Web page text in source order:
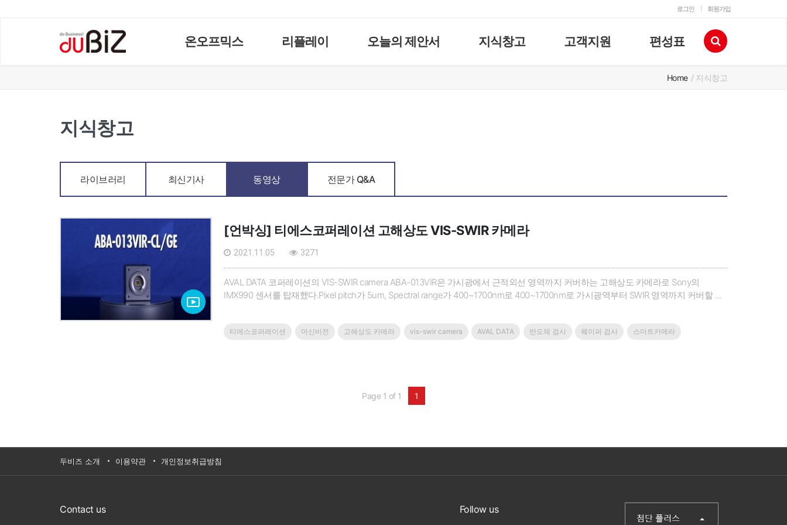
로그인 회원가입
온오프믹스 리플레이 오늘의 제안서 지식창고 고객지원 편성표
Home / 지식창고
지식창고
라이브러리 최신기사 동영상 전문가 Q&A
[언박싱] 티에스코퍼레이션 고해상도 VIS-SWIR 카메라
2021.11.05 3271
AVAL DATA 코퍼레이션의 VIS-SWIR camera ABA-013VIR은 가시광에서 근적외선 영역까지 커버하는 고해상도 카메라로 Sony의
IMX990 센서를 탑재했다.Pixel pitch가 5um, Spectral range가 400~1700nm로 400~1700nm로 가시광역부터 SWIR 영역까지 커버할 수
표전화 : 070-8226-0297
티에스코퍼레이션 머신비전 고해상도 카메라 vis-swir camera AVAL DATA 반도체 검사 웨이퍼 검사 스마트카메라
Page 1 of 1 1
두비즈 소개 이용약관 개인정보취급방침
Contact us Follow us (주)첨단